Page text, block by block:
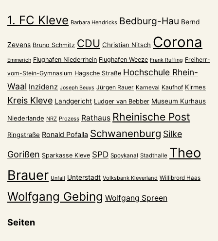
1. FC Kleve Barbara Hendricks Bedburg-Hau Bernd
Zevens Bruno Schmitz CDU Christian Nitsch Corona
Emmerich Flughafen Niederrhein Flughafen Weeze Frank Ruffing Freiherr-
vom-Stein-Gymnasium Hagsche Straße Hochschule Rhein-
Waal Inzidenz Joseph Beuys Jürgen Rauer Karneval Kaufhof Kirmes
Kreis Kleve Landgericht Ludger van Bebber Museum Kurhaus
Niederlande NRZ Prozess Rathaus Rheinische Post
Ringstraße Ronald Pofalla Schwanenburg Silke
Gorißen Sparkasse Kleve SPD Spoykanal Stadthalle Theo
Brauer Unfall Unterstadt Volksbank Kleverland Willibrord Haas
Wolfgang Gebing Wolfgang Spreen
Seiten